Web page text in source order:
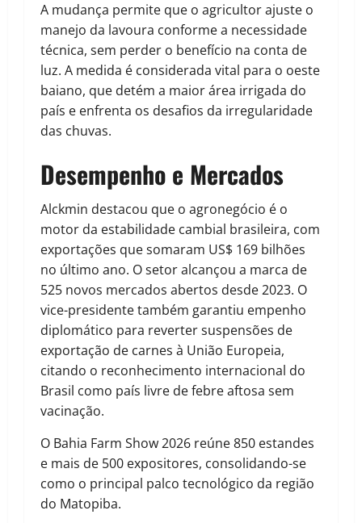
A mudança permite que o agricultor ajuste o
manejo da lavoura conforme a necessidade
técnica, sem perder o benefício na conta de
luz. A medida é considerada vital para o oeste
baiano, que detém a maior área irrigada do
país e enfrenta os desafios da irregularidade
das chuvas.
Desempenho e Mercados
Alckmin destacou que o agronegócio é o
motor da estabilidade cambial brasileira, com
exportações que somaram US$ 169 bilhões
no último ano. O setor alcançou a marca de
525 novos mercados abertos desde 2023. O
vice-presidente também garantiu empenho
diplomático para reverter suspensões de
exportação de carnes à União Europeia,
citando o reconhecimento internacional do
Brasil como país livre de febre aftosa sem
vacinação.
O Bahia Farm Show 2026 reúne 850 estandes
e mais de 500 expositores, consolidando-se
como o principal palco tecnológico da região
do Matopiba.